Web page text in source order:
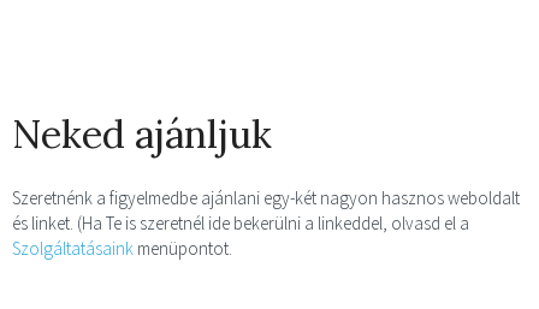
Neked ajánljuk
Szeretnénk a figyelmedbe ajánlani egy-két nagyon hasznos weboldalt
és linket. (Ha Te is szeretnél ide bekerülni a linkeddel, olvasd el a
Szolgáltatásaink menüpontot.